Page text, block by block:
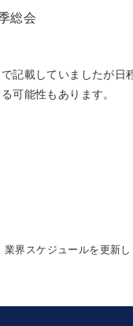
総会
記載していましたが日
可能性もあります。
業界スケジュールを更新